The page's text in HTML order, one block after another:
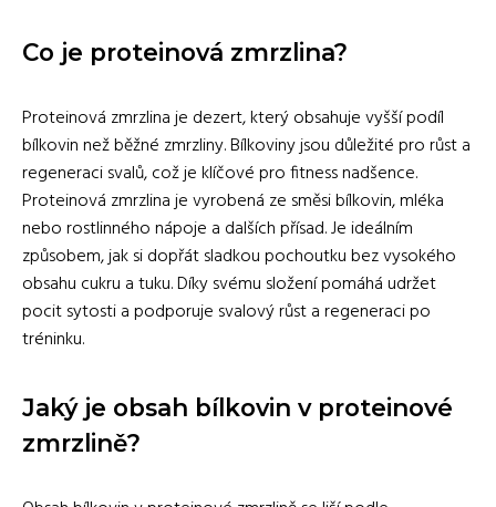
Co je proteinová zmrzlina?
Proteinová zmrzlina je dezert, který obsahuje vyšší podíl
bílkovin než běžné zmrzliny. Bílkoviny jsou důležité pro růst a
regeneraci svalů, což je klíčové pro fitness nadšence.
Proteinová zmrzlina je vyrobená ze směsi bílkovin, mléka
nebo rostlinného nápoje a dalších přísad. Je ideálním
způsobem, jak si dopřát sladkou pochoutku bez vysokého
obsahu cukru a tuku. Díky svému složení pomáhá udržet
pocit sytosti a podporuje svalový růst a regeneraci po
tréninku.
Jaký je obsah bílkovin v proteinové
zmrzlině?